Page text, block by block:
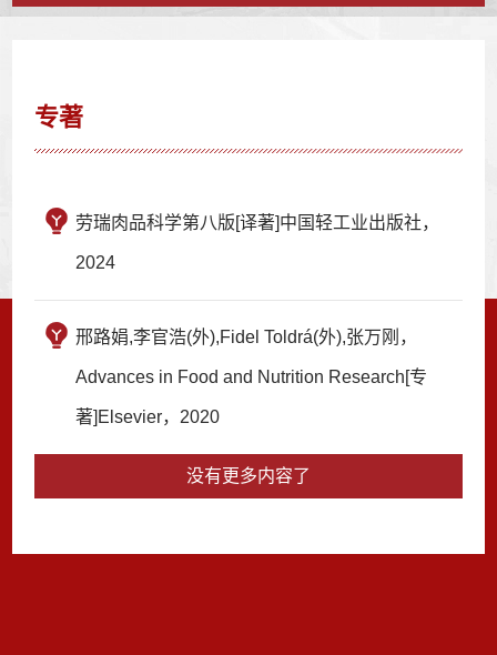
专著
劳瑞肉品科学第八版[译著]中国轻工业出版社，
2024
邢路娟,李官浩(外),Fidel Toldrá(外),张万刚，
Advances in Food and Nutrition Research[专
著]Elsevier，2020
没有更多内容了